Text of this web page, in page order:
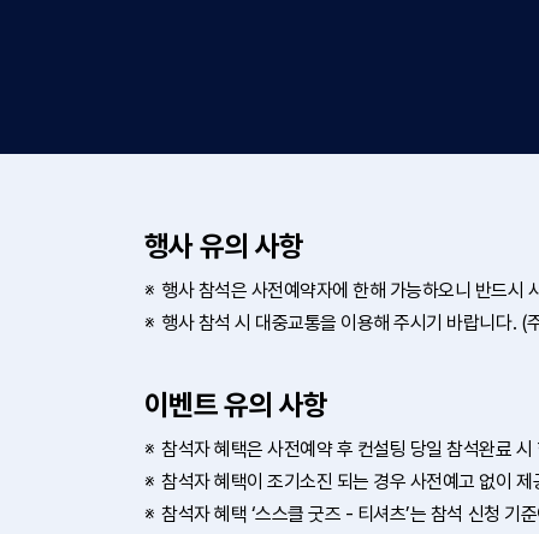
행사 유의 사항
행사 참석은 사전예약자에 한해 가능하오니 반드시
행사 참석 시 대중교통을 이용해 주시기 바랍니다. (
이벤트 유의 사항
참석자 혜택은 사전예약 후 컨설팅 당일 참석완료
참석자 혜택이 조기소진 되는 경우 사전예고 없이
참석자 혜택 ‘스스클 굿즈 - 티셔츠’는 참석 신청 기